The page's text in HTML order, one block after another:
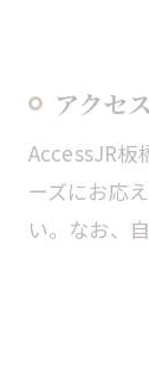
アクセス
AccessJR板
ーズにお応
い。なお、